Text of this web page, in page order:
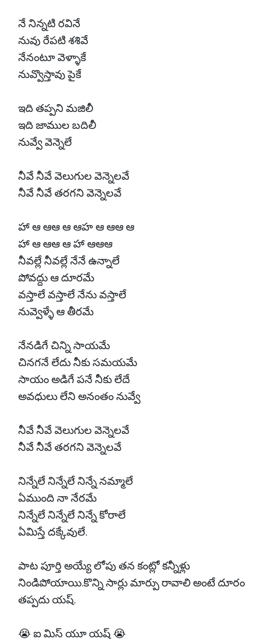
నే నిన్నటి రవినే
నువు రేపటి శశివే
నేనంటూ వెళ్ళాకే
నువ్వొస్తావు పైకే
ఇది తప్పని మజిలీ
ఇది జాముల బదిలీ
నువ్వే వెన్నెలే
నీవే నీవే వెలుగుల వెన్నెలవే
నీవే నీవే తరగని వెన్నెలవే
హా ఆ ఆఆ ఆ ఆహ ఆ ఆఆ ఆ
హా ఆ ఆఆ ఆ హా ఆఆఆ
నీవల్లే నీవల్లే నేనే ఉన్నాలే
పోవద్దు ఆ దూరమే
వస్తాలే వస్తాలే నేను వస్తాలే
నువ్వెళ్ళే ఆ తీరమే
నేనడిగే చిన్ని సాయమే
చినగనే లేదు నీకు సమయమే
సాయం అడిగే పనే నీకు లేదే
అవధులు లేని అనంతం నువ్వే
నీవే నీవే వెలుగుల వెన్నెలవే
నీవే నీవే తరగని వెన్నెలవే
నిన్నేలే నిన్నేలే నిన్నే నమ్మాలే
ఏముంది నా నేరమే
నిన్నేలే నిన్నేలే నిన్నే కోరాలే
ఏమిస్తే దక్కేవులే.
పాట పూర్తి అయ్యే లోపు తన కంట్లో కన్నీళ్లు
నిండిపోయాయి.కొన్ని సార్లు మార్పు రావాలి అంటే దూరం
తప్పదు యష్.
😭 ఐ మిస్ యూ యష్ 😭